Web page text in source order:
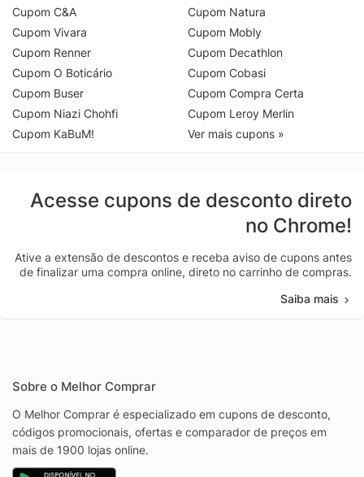
Cupom C&A
Cupom Vivara
Cupom Renner
Cupom O Boticário
Cupom Buser
Cupom Niazi Chohfi
Cupom KaBuM!
Cupom Natura
Cupom Mobly
Cupom Decathlon
Cupom Cobasi
Cupom Compra Certa
Cupom Leroy Merlin
Ver mais cupons »
Acesse cupons de desconto direto
no Chrome!
Ative a extensão de descontos e receba aviso de cupons antes
de finalizar uma compra online, direto no carrinho de compras.
Saiba mais
Sobre o Melhor Comprar
O Melhor Comprar é especializado em cupons de desconto,
códigos promocionais, ofertas e comparador de preços em
mais de 1900 lojas online.